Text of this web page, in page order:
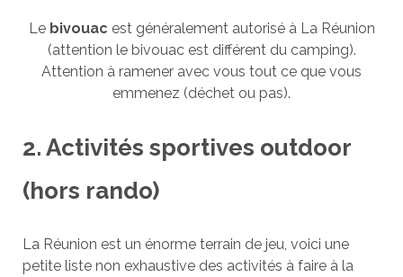
Le bivouac est généralement autorisé à La Réunion
(attention le bivouac est différent du camping).
Attention à ramener avec vous tout ce que vous
emmenez (déchet ou pas).
2. Activités sportives outdoor
(hors rando)
La Réunion est un énorme terrain de jeu, voici une
petite liste non exhaustive des activités à faire à la